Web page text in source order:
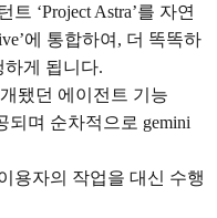
‘Project Astra’를 자연
에 통합하여, 더 똑똑하
게 됩니다.
됐던 에이전트 기능
되며 순차적으로 gemini
용자의 작업을 대신 수행